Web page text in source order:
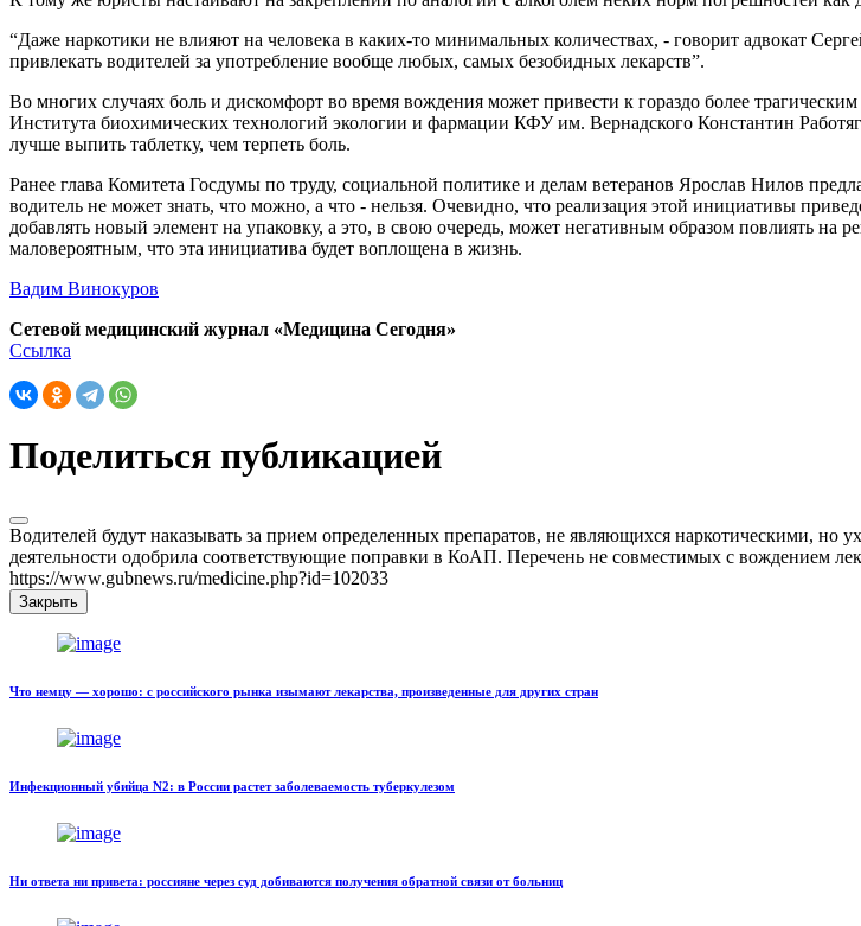
“Даже наркотики не влияют на человека в каких-то минимальных количествах, - говорит адвокат
привлекать водителей за употребление вообще любых, самых безобидных лекарств”.
Во многих случаях боль и дискомфорт во время вождения может привести к гораздо более
Института биохимических технологий экологии и фармации КФУ им. Вернадского Константин
лучше выпить таблетку, чем терпеть боль.
Ранее глава Комитета Госдумы по труду, социальной политике и делам ветеранов Ярослав Нилов
водитель не может знать, что можно, а что - нельзя. Очевидно, что реализация этой инициативы
добавлять новый элемент на упаковку, а это, в свою очередь, может негативным образом повлиять на
маловероятным, что эта инициатива будет воплощена в жизнь.
Вадим Винокуров
Сетевой медицинский журнал «Медицина Сегодня»
Ссылка
Поделиться публикацией
Водителей будут наказывать за прием определенных препаратов, не являющихся наркотическими,
деятельности одобрила соответствующие поправки в КоАП. Перечень не совместимых с вождением
https://www.gubnews.ru/medicine.php?id=102033
Закрыть
Что немцу — хорошо: с российского рынка изымают лекарства, произведенные для других стран
Инфекционный убийца N2: в России растет заболеваемость туберкулезом
Ни ответа ни привета: россияне через суд добиваются получения обратной связи от больниц